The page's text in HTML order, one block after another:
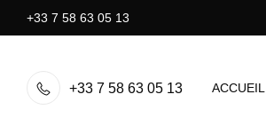
+33 7 58 63 05 13
+33 7 58 63 05 13 ACCUEIL